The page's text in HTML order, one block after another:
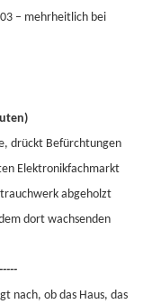
– mehrheitlich bei
drückt Befürchtungen
Elektronikfachmarkt
abgeholzt
dort wachsenden
nach, ob das Haus, das